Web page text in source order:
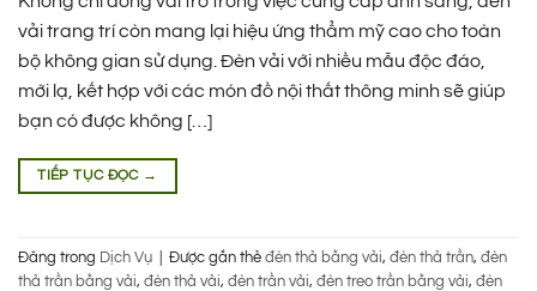
vải trang trí còn mang lại hiệu ứng thẩm mỹ cao cho toàn
bộ không gian sử dụng. Đèn vải với nhiều mẫu độc đáo,
mới lạ, kết hợp với các món đồ nội thất thông minh sẽ giúp
bạn có được không […]
TIẾP TỤC ĐỌC →
Đăng trong Dịch Vụ Được gắn thẻ đèn thả bằng vải, đèn thả trần, đèn
thả trần bằng vải, đèn thả vải, đèn trần vải, đèn treo trần bằng vải, đèn